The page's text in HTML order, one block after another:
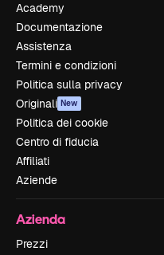
Academy
Documentazione
Assistenza
Termini e condizioni
Politica sulla privacy
Originali New
Politica dei cookie
Centro di fiducia
Affiliati
Aziende
Azienda
Prezzi